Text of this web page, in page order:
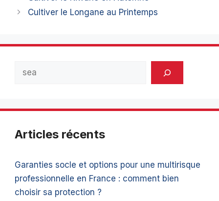
Cultiver le Longane au Printemps
Articles récents
Garanties socle et options pour une multirisque
professionnelle en France : comment bien
choisir sa protection ?